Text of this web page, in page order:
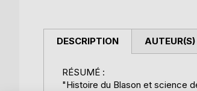
DESCRIPTION
RÉSUMÉ :
"Histoire du Blason et science
AUTEUR(S)